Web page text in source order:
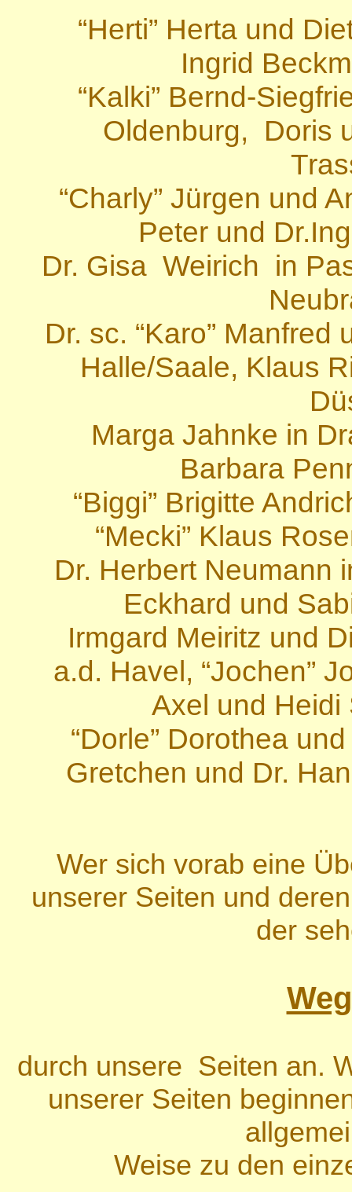
“Herti” Herta und
Ingrid
“Kalki” Bernd-
Oldenburg, Doris
“Charly” Jürgen und
Peter und
Dr. Gisa Weirich in
Dr. sc. “Karo”
Halle/Saale, Klaus
Marga Jahnke in
Barbara
“Biggi” Brigitte
“Mecki” Klaus
Dr. Herbert Neumann
Eckhard und
Irmgard Meiritz und
a.d. Havel, “Jochen”
Axel und Heidi
“Dorle” Dorothea
Gretchen und Dr.
Wer sich vorab eine
unserer Seiten und
der
durch unsere Seiten an.
unserer Seiten
Weise zu den